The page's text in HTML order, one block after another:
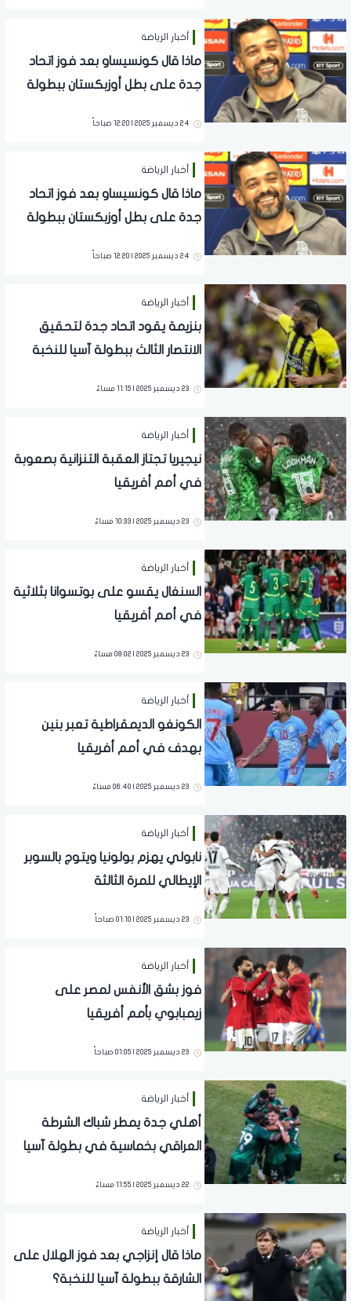
أخبار الرياضة
ماذا قال كونسيساو بعد فوز اتحاد
جدة على بطل أوزبكستان ببطولة
24 ديسمبر 2025 | 12:20 صباحاً
أخبار الرياضة
ماذا قال كونسيساو بعد فوز اتحاد
جدة على بطل أوزبكستان ببطولة
24 ديسمبر 2025 | 12:20 صباحاً
أخبار الرياضة
بنزيمة يقود اتحاد جدة لتحقيق
الانتصار الثالث ببطولة آسيا للنخبة
23 ديسمبر 2025 | 11:15 مساءً
أخبار الرياضة
نيجيريا تجتاز العقبة التنزانية بصعوبة
في أمم أفريقيا
23 ديسمبر 2025 | 10:33 مساءً
أخبار الرياضة
السنغال يقسو على بوتسوانا بثلاثية
في أمم أفريقيا
23 ديسمبر 2025 | 08:02 مساءً
أخبار الرياضة
الكونغو الديمقراطية تعبر بنين
بهدف في أمم أفريقيا
23 ديسمبر 2025 | 06:40 مساءً
أخبار الرياضة
نابولي يهزم بولونيا ويتوج بالسوبر
الإيطالي للمرة الثالثة
23 ديسمبر 2025 | 01:10 صباحاً
أخبار الرياضة
فوز بشق الأنفس لمصر على
زيمبابوي بأمم أفريقيا
23 ديسمبر 2025 | 01:05 صباحاً
أخبار الرياضة
أهلي جدة يمطر شباك الشرطة
العراقي بخماسية في بطولة آسيا
22 ديسمبر 2025 | 11:55 مساءً
أخبار الرياضة
ماذا قال إنزاجي بعد فوز الهلال على
الشارقة ببطولة آسيا للنخبة؟